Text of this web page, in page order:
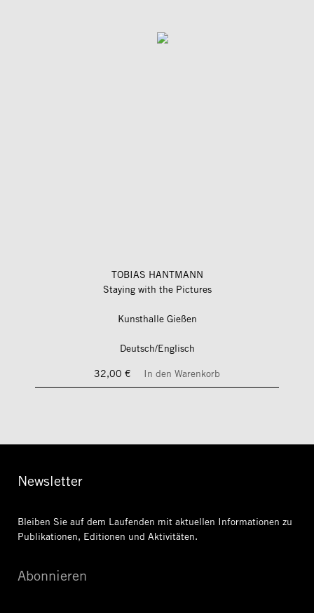
TOBIAS HANTMANN
Staying with the Pictures
Kunsthalle Gießen
Deutsch/Englisch
32,00 €
In den Warenkorb
Newsletter
Bleiben Sie auf dem Laufenden mit aktuellen Informationen zu
Publikationen, Editionen und Aktivitäten.
Abonnieren